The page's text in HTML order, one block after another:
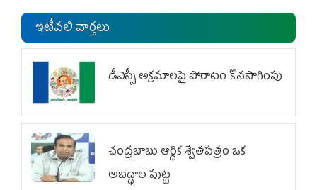
ఇటీవలి వార్తలు
డీఎస్సీ అక్రమాలపై పోరాటం కొనసాగింపు
చంద్రబాబు ఆర్థిక శ్వేతపత్రం ఒక
అబద్ధాల పుట్ట